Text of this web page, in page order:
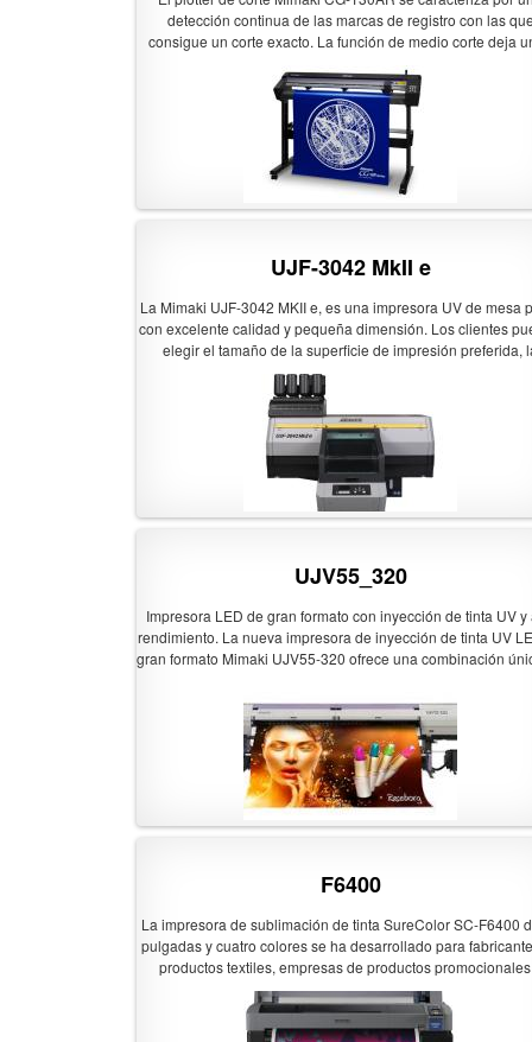
de alta densidad, incluso a altas velocidades, lo que
impresiones de una belleza impresionante.
detección continua de las marcas de registro con las
consigue un corte exacto. La función de medio corte deja
pequeños puntos de conexión en la trasera del material,
el producto no se desprenda y su manejo sea más fácil.
función de corte superpuesto realiza cortes de trayectoria
en las posiciones de comienzo y fin, dando como
bordes definidos sin fragmentos por su corte a sangre. El
de corte Mimaki CG-130AR aporta: Detección continua de
marcas de registro Función de medio corte Compensación
segmento Función de sobre corte Opción de tres
UJF-3042 MkII e
La Mimaki UJF-3042 MKII e, es una impresora UV de mesa
con excelente calidad y pequeña dimensión. Los clientes
elegir el tamaño de la superficie de impresión preferida,
configuración del cabezal de impresión, los tipos de tinta y
variedad de configuraciones de tinta. Esto hace que este
sea ideal para empresas que desean comenzar con la
personalizada o simplemente ampliar sus ofertas
Imprime a una velocidad máxima de 3,42 m2/h, lo que
aumento del 20% respecto a modelos actuales Admite
hasta 153 mm de grosor Mesa trabajo A3 ( 30 cm x 42
UJV55_320
Impresora LED de gran formato con inyección de tinta UV y
rendimiento. La nueva impresora de inyección de tinta UV
gran formato Mimaki UJV55-320 ofrece una combinación
volúmenes de pancartas, comercios, exposiciones y
y otras aplicaciones similares de hasta 3,2 m de ancho,
versatilidad añadida de la impresión simultánea de dos
Impresión en formato súper largo (hasta 3,2m) Impresión
velocidad hasta 110m2/h La recientemente desarrollada
cura UV de alto rendimiento LUS-120, incluyendo blanco
de impresión de alta densidad para aplicaciones con
calidad y rendimiento de impresión ideales Facilidad de
hasta 100kg
F6400
La impresora de sublimación de tinta SureColor SC-F6400
pulgadas y cuatro colores se ha desarrollado para
productos textiles, empresas de productos
estudios de fotografía. Incluye bolsas de tinta de alta
con un 45 % más de tinta, lo que permite reducir la
recarga así como los residuos.